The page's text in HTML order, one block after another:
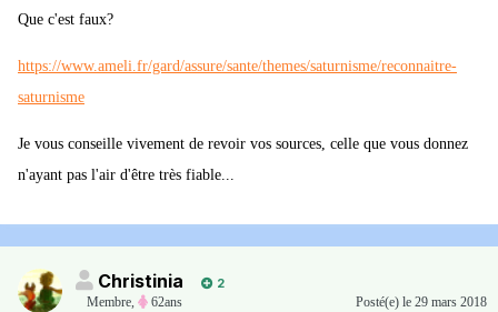
Que c'est faux?
https://www.ameli.fr/gard/assure/sante/themes/saturnisme/reconnaitre-
saturnisme
Je vous conseille vivement de revoir vos sources, celle que vous donnez
n'ayant pas l'air d'être très fiable...
Christinia
2
Membre, 62ans Posté(e) le 29 mars 2018